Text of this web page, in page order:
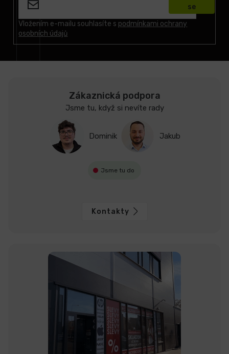
Vložením e-mailu souhlasíte s podmínkami ochrany
osobních údajů
se
Zákaznická podpora
Jsme tu, když si nevíte rady
Dominik Jakub
Jsme tu do
Kontakty